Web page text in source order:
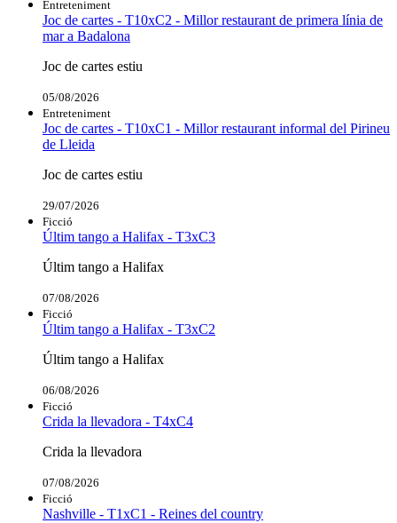
Entreteniment
Joc de cartes - T10xC2 - Millor restaurant de primera línia de
mar a Badalona
Joc de cartes estiu
05/08/2026
Entreteniment
Joc de cartes - T10xC1 - Millor restaurant informal del Pirineu
de Lleida
Joc de cartes estiu
29/07/2026
Ficció
Últim tango a Halifax - T3xC3
Últim tango a Halifax
07/08/2026
Ficció
Últim tango a Halifax - T3xC2
Últim tango a Halifax
06/08/2026
Ficció
Crida la llevadora - T4xC4
Crida la llevadora
07/08/2026
Ficció
Nashville - T1xC1 - Reines del country